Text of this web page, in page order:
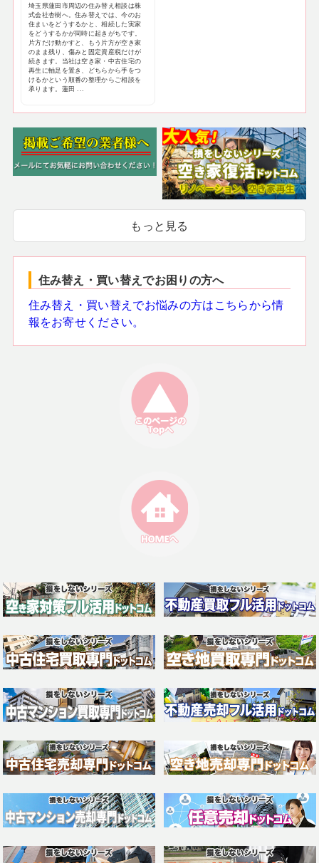
埼玉県蓮田市周辺の住み替え相談は株
式会社杏樹へ。住み替えでは、今のお
住まいをどうするかと、相続した実家
をどうするかが同時に起きがちです。
片方だけ動かすと、もう片方が空き家
のまま残り、傷みと固定資産税だけが
続きます。当社は空き家・中古住宅の
再生に軸足を置き、どちらから手をつ
けるかという順番の整理からご相談を
承ります。蓮田 ...
もっと見る
住み替え・買い替えでお困りの方へ
住み替え・買い替えでお悩みの方はこちらから情
報をお寄せください。